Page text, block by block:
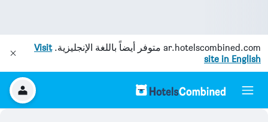
ar.hotelscombined.com متوفر أيضاً باللغة الإنجليزية.Visit
site in English